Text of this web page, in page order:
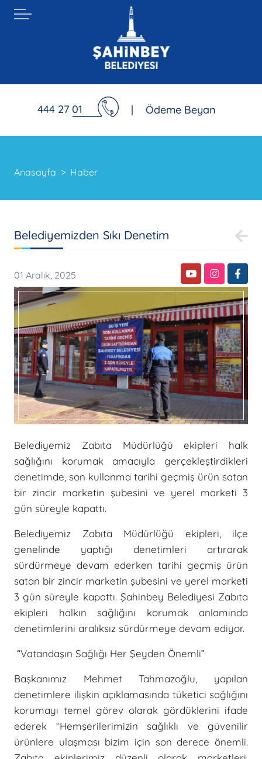
444 27 01 | Ödeme Beyan
Anasayfa Haber
Belediyemizden Sıkı Denetim
01 Aralık, 2025
Belediyemiz Zabıta Müdürlüğü ekipleri halk
sağlığını korumak amacıyla gerçekleştirdikleri
denetimde, son kullanma tarihi geçmiş ürün satan
bir zincir marketin şubesini ve yerel marketi 3
gün süreyle kapattı.
Belediyemiz Zabıta Müdürlüğü ekipleri, ilçe
genelinde yaptığı denetimleri artırarak
sürdürmeye devam ederken tarihi geçmiş ürün
satan bir zincir marketin şubesini ve yerel marketi
3 gün süreyle kapattı. Şahinbey Belediyesi Zabıta
ekipleri halkın sağlığını korumak anlamında
denetimlerini aralıksız sürdürmeye devam ediyor.
“Vatandaşın Sağlığı Her Şeyden Önemli”
Başkanımız Mehmet Tahmazoğlu, yapılan
denetimlere ilişkin açıklamasında tüketici sağlığını
korumayı temel görev olarak gördüklerini ifade
ederek “Hemşerilerimizin sağlıklı ve güvenilir
ürünlere ulaşması bizim için son derece önemli.